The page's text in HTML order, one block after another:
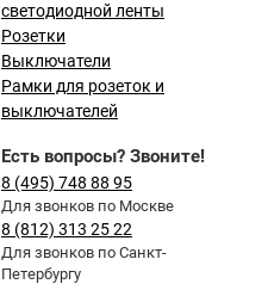
светодиодной ленты
Розетки
Выключатели
Рамки для розеток и
выключателей
Есть вопросы? Звоните!
8 (495) 748 88 95
Для звонков по Москве
8 (812) 313 25 22
Для звонков по Санкт-
Петербургу